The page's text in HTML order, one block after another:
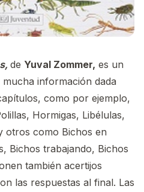
de Yuval Zommer, es un
información dada
como por ejemplo,
Hormigas, Libélulas,
otros como Bichos en
Bichos trabajando, Bichos
también acertijos
las respuestas al final. Las